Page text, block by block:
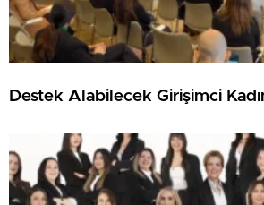
Destek Alabilecek Girişimci